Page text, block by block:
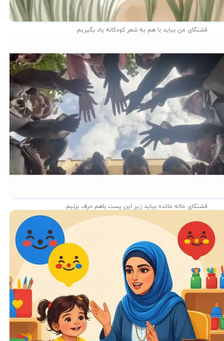
قشنگای من بيايد با هم یه شعر کودکانه ياد بگیریم
قشنگای خاله مائده بیاید زیر این پست باهم حرف بزنیم